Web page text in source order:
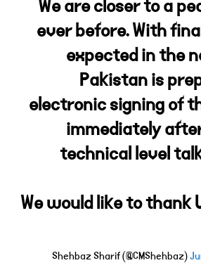
We are closer to a
ever before. With
expected in the
Pakistan is
electronic signing of
immediately
technical level
We would like to thank